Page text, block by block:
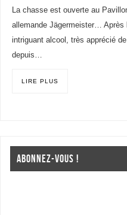
La chasse est ouverte au
allemande Jägermeister…
intriguant alcool, très apprécié
depuis…
LIRE PLUS
ABONNEZ-VOUS !